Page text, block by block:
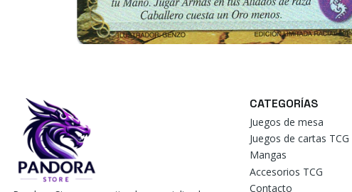
CATEGORÍAS
Juegos de mesa
Juegos de cartas TCG
Mangas
Accesorios TCG
Contacto